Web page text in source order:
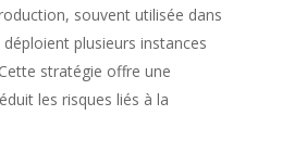
souvent utilisée dans
plusieurs instances
stratégie offre une
les risques liés à la